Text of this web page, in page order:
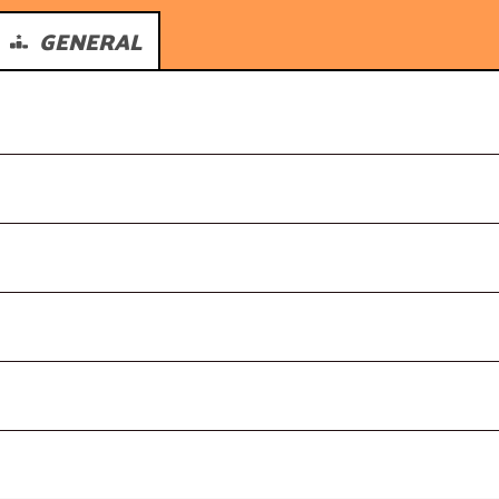
GENERAL